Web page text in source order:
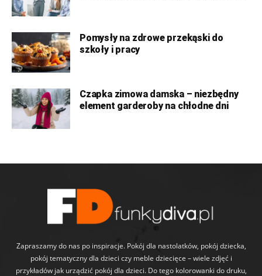
Pomysły na zdrowe przekąski do
szkoły i pracy
Czapka zimowa damska – niezbędny
element garderoby na chłodne dni
Zapraszamy do nas po inspiracje. Pokój dla nastolatków, pokój dziecka,
pokój tematyczny dla dzieci czy meble dziecięce – wiele zdjęć i
przykładów jak urządzić pokój dla dzieci. Do tego kolorowanki do druku,